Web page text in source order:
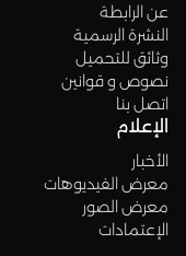
عن الرابطة
النشرة الرسمية
وثائق للتحميل
نصوص و قوانين
اتصل بنا
الإعلام
الأخبار
معرض الفيديوهات
معرض الصور
الإعتمادات